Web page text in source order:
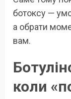
ботоксу —
а обрати
вам.
коли